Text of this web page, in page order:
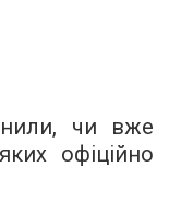
чи вже
офіційно